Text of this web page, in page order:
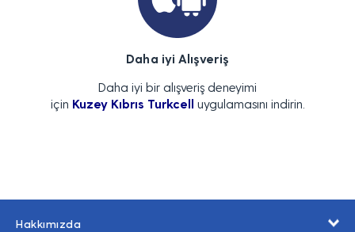
Daha iyi Alışveriş
Daha iyi bir alışveriş deneyimi
için Kuzey Kıbrıs Turkcell uygulamasını indirin.
Hakkımızda